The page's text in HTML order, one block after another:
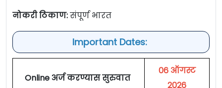
नोकरी ठिकाण:संपूर्ण भारत
Important Dates:
Online अर्ज करण्यास सुरुवात
06 ऑगस्ट
2026